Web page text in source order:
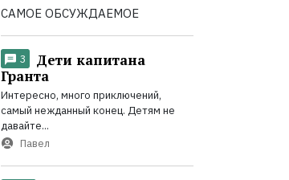
САМОЕ ОБСУЖДАЕМОЕ
3
Дети капитана
Гранта
Интересно, много приключений,
самый нежданный конец. Детям не
давайте...
Павел